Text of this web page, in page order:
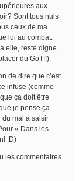
aux
Sont tous nuls
ceux de ma
lui au combat.
elle, reste digne
du GoT!!).
de dire que c’est
infuse (comme
ça doit être
je pense ça
du mal à saisir
« Dans les
;D)
les commentaires